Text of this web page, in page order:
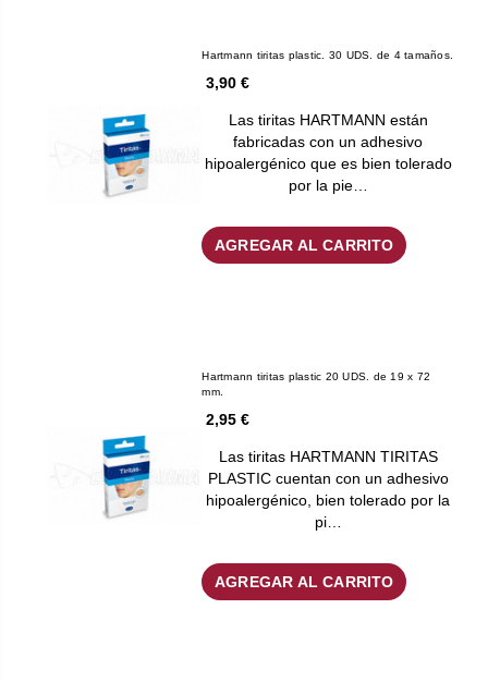
Hartmann tiritas plastic. 30 UDS. de 4 tamaños.
3,90 €
Las tiritas HARTMANN están
fabricadas con un adhesivo
hipoalergénico que es bien tolerado
por la pie…
AGREGAR AL CARRITO
Hartmann tiritas plastic 20 UDS. de 19 x 72
mm.
2,95 €
Las tiritas HARTMANN TIRITAS
PLASTIC cuentan con un adhesivo
hipoalergénico, bien tolerado por la
pi…
AGREGAR AL CARRITO